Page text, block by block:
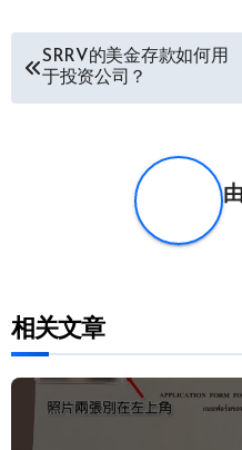
SRRV的美金存款如何用
于投资公司？
由
相关文章